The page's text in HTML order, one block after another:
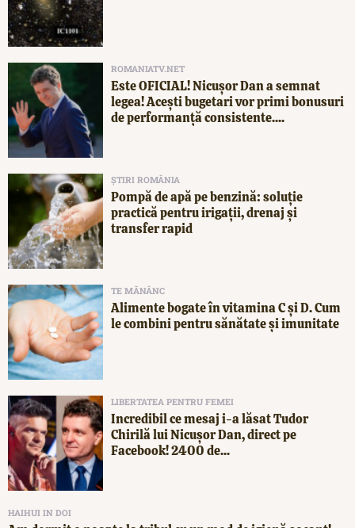
ROMANIATV.NET
Este OFICIAL! Nicușor Dan a semnat
legea! Acești bugetari vor primi bonusuri
de performanță consistente....
ȘTIRI ROMÂNIA
Pompă de apă pe benzină: soluție
practică pentru irigații, drenaj și
transfer rapid
TE MĂNÂNC
Alimente bogate în vitamina C și D. Cum
le combini pentru sănătate și imunitate
LIBERTATEA PENTRU FEMEI
Incredibil ce mesaj i-a lăsat Tudor
Chirilă lui Nicușor Dan, direct pe
Facebook! 2400 de...
HAIHUI IN DOI